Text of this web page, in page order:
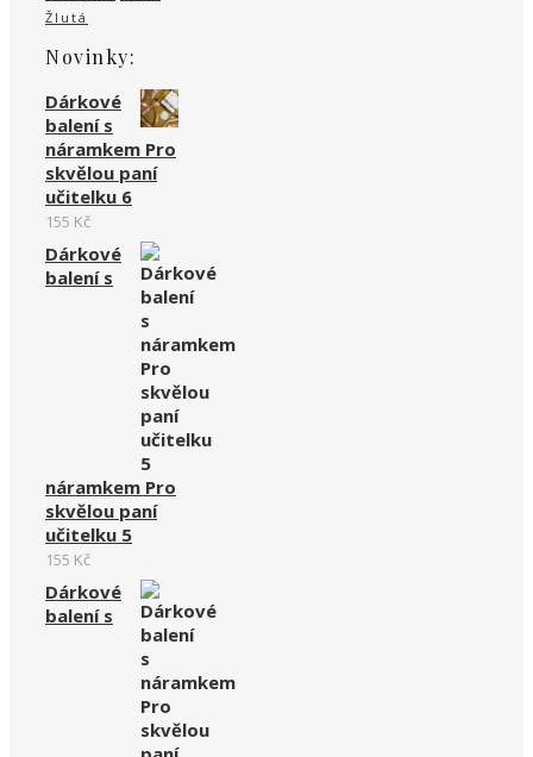
Žlutá
Novinky:
Dárkové
balení s
náramkem Pro
skvělou paní
učitelku 6
155 Kč
Dárkové
balení s
náramkem Pro
skvělou paní
učitelku 5
155 Kč
Dárkové
balení s